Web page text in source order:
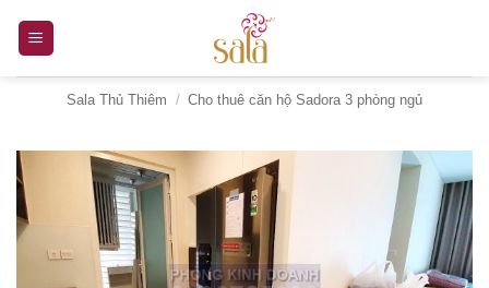
nội
Sala Thủ Thiêm / Cho thuê căn hộ Sadora 3 phòng ngủ